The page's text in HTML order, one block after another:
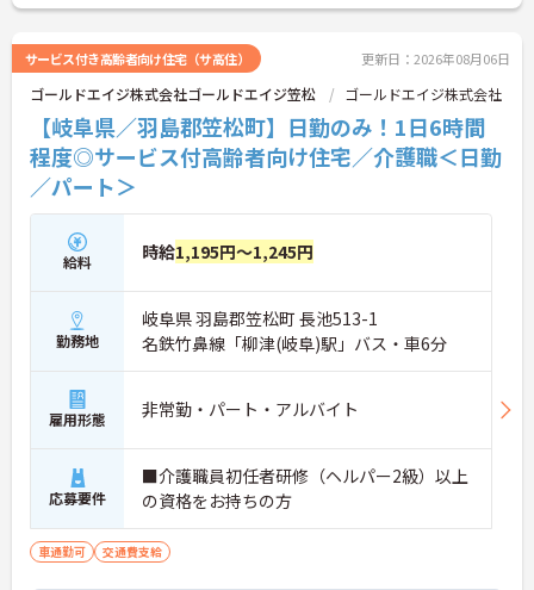
サービス付き高齢者向け住宅（サ高住） 更新日：2026年08月06日
ゴールドエイジ株式会社ゴールドエイジ笠松 ゴールドエイジ株式会社
【岐阜県／羽島郡笠松町】日勤のみ！1日6時間
程度◎サービス付高齢者向け住宅／介護職＜日勤
／パート＞
給料 時給1,195円～1,245円
勤務地
岐阜県 羽島郡笠松町 長池513-1
名鉄竹鼻線「柳津(岐阜)駅」バス・車6分
雇用形態 非常勤・パート・アルバイト
応募要件
■介護職員初任者研修（ヘルパー2級）以上
の資格をお持ちの方
車通勤可 交通費支給